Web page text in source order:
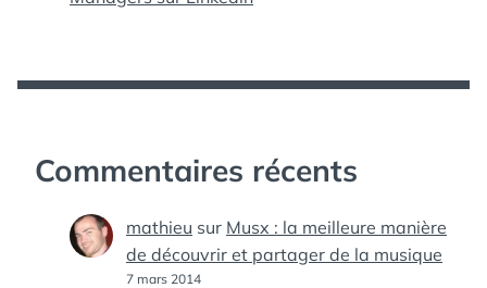
Commentaires récents
mathieu sur Musx : la meilleure manière
de découvrir et partager de la musique
7 mars 2014